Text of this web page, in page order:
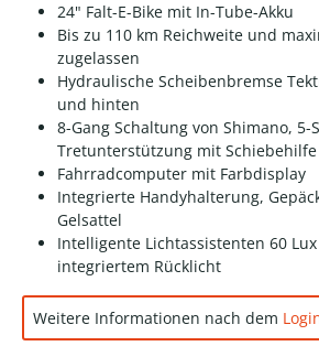
24" Falt-E-Bike mit In-Tube-Akku
Bis zu 110 km Reichweite und
zugelassen
Hydraulische Scheibenbremse
und hinten
8-Gang Schaltung von Shimano, 5-
Tretunterstützung mit Schiebehilfe
Fahrradcomputer mit Farbdisplay
Integrierte Handyhalterung,
Gelsattel
Intelligente Lichtassistenten 60
integriertem Rücklicht
Weitere Informationen nach dem